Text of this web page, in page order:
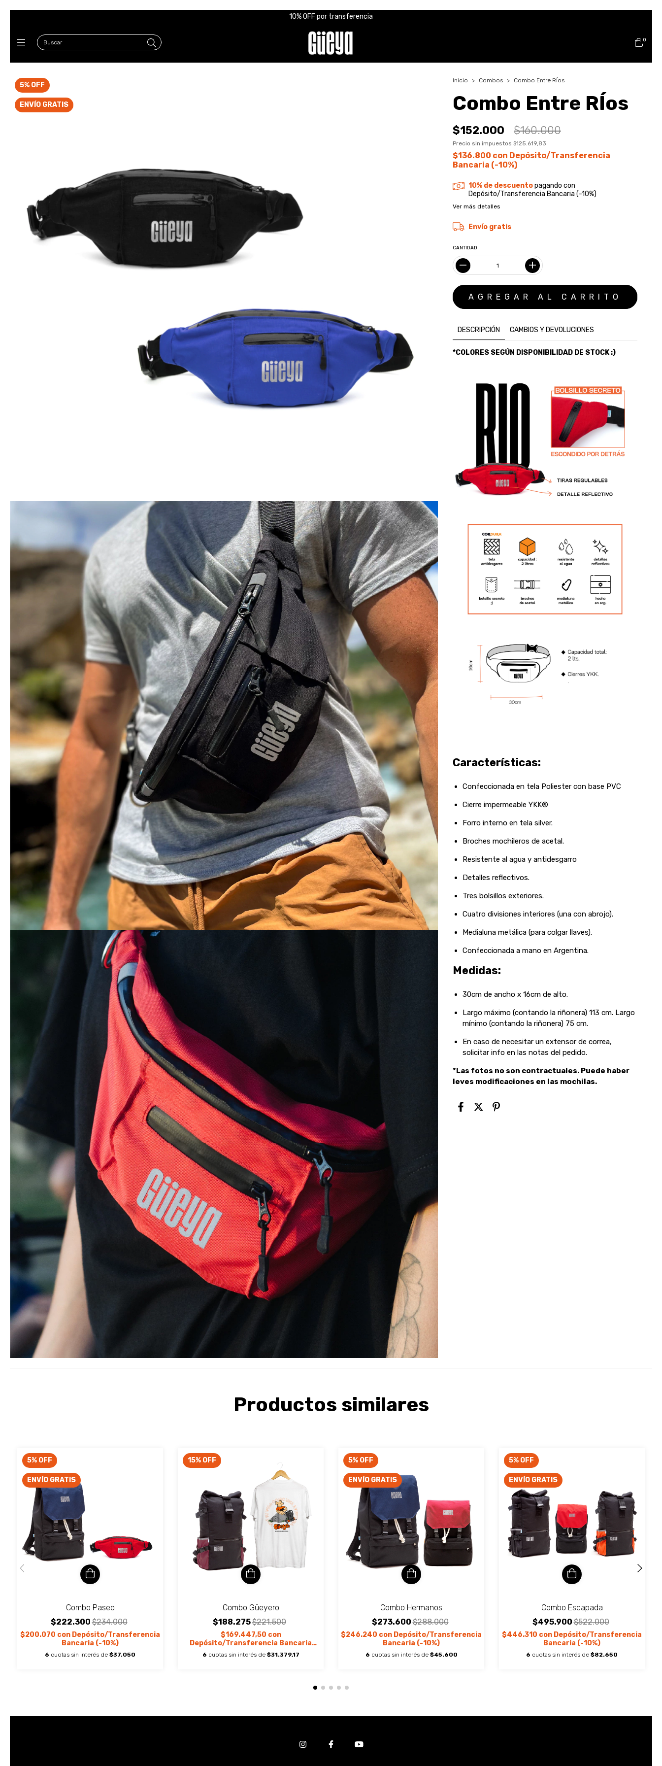
10% OFF por transferencia
0
5% OFF
ENVÍO GRATIS
Inicio > Combos > Combo Entre RÍos
Combo Entre RÍos
$152.000 $160.000
Precio sin impuestos$125.619,83
$136.800 con Depósito/Transferencia
Bancaria (-10%)
10% de descuentopagando con
Depósito/Transferencia Bancaria (-10%)
Ver más detalles
Envío gratis
CANTIDAD
DESCRIPCIÓN CAMBIOS Y DEVOLUCIONES
*COLORES SEGÚN DISPONIBILIDAD DE STOCK :)
Características:
Confeccionada en tela Poliester con base PVC
Cierre impermeableYKK®
Forro interno en tela silver.
Broches mochileros de acetal.
Resistente al agua y antidesgarro
Detalles reflectivos.
Tres bolsillos exteriores.
Cuatro divisiones interiores (una con abrojo).
Medialuna metálica (para colgar llaves).
Confeccionada a mano en Argentina.
Medidas:
30cm de ancho x 16cm de alto.
Largo máximo (contando la riñonera) 113 cm. Largo
mínimo (contando la riñonera) 75 cm.
En caso de necesitar un extensor de correa,
solicitar info en las notas del pedido.
*Las fotos no son contractuales. Puede haber
leves modificaciones en las mochilas.
Productos similares
5% OFF
ENVÍO GRATIS
Combo Paseo
$222.300$234.000
$200.070 con Depósito/Transferencia
Bancaria (-10%)
6 cuotas sin interés de $37.050
15% OFF
Combo Güeyero
$188.275$221.500
$169.447,50 con
Depósito/Transferencia Bancaria
(-10%)
6 cuotas sin interés de $31.379,17
5% OFF
ENVÍO GRATIS
Combo Hermanos
$273.600$288.000
$246.240 con Depósito/Transferencia
Bancaria (-10%)
6 cuotas sin interés de $45.600
5% OFF
ENVÍO GRATIS
Combo Escapada
$495.900$522.000
$446.310 con Depósito/Transferencia
Bancaria (-10%)
6 cuotas sin interés de $82.650